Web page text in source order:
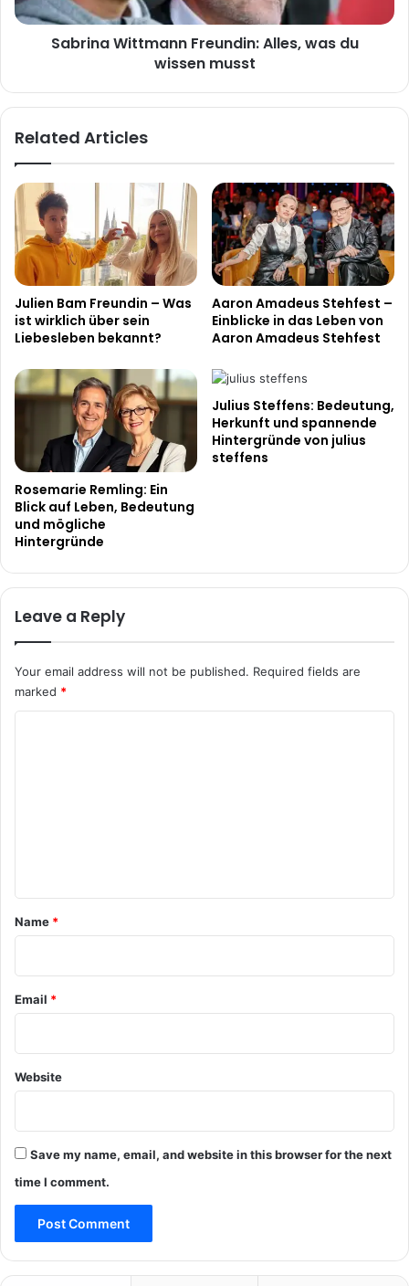
Sabrina Wittmann Freundin: Alles, was du
wissen musst
Related Articles
Julien Bam Freundin – Was
ist wirklich über sein
Liebesleben bekannt?
Aaron Amadeus Stehfest –
Einblicke in das Leben von
Aaron Amadeus Stehfest
Rosemarie Remling: Ein
Blick auf Leben, Bedeutung
und mögliche
Hintergründe
Julius Steffens: Bedeutung,
Herkunft und spannende
Hintergründe von julius
steffens
Leave a Reply
Your email address will not be published. Required fields are
marked *
*
Name *
Email *
Website
Save my name, email, and website in this browser for the next
time I comment.